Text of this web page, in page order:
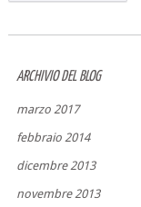
ARCHIVIO DEL BLOG
marzo 2017
febbraio 2014
dicembre 2013
novembre 2013